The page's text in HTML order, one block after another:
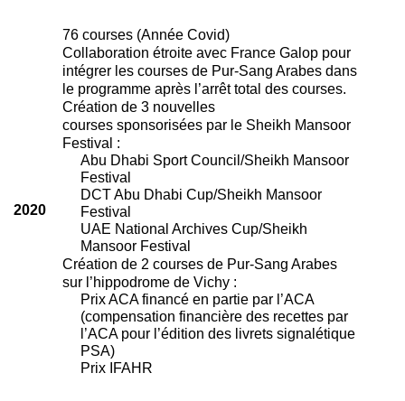
2020
76 courses (Année Covid)
Collaboration étroite avec France Galop pour
intégrer les courses de Pur-Sang Arabes dans
le programme après l’arrêt total des courses.
Création de 3 nouvelles
courses sponsorisées par le Sheikh Mansoor
Festival :
Abu Dhabi Sport Council/Sheikh Mansoor
Festival
DCT Abu Dhabi Cup/Sheikh Mansoor
Festival
UAE National Archives Cup/Sheikh
Mansoor Festival
Création de 2 courses de Pur-Sang Arabes
sur l’hippodrome de Vichy :
Prix ACA financé en partie par l’ACA
(compensation financière des recettes par
l’ACA pour l’édition des livrets signalétique
PSA)
Prix IFAHR